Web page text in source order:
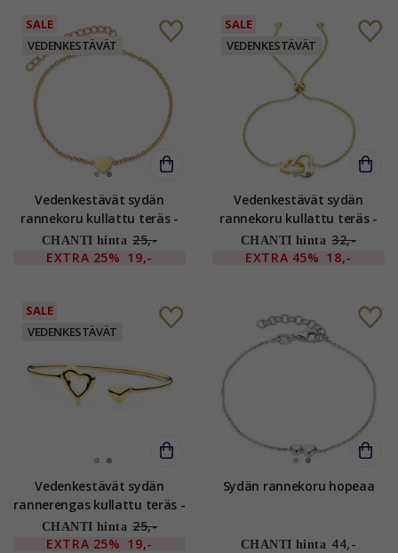
SALE
VEDENKESTÄVÄT
Vedenkestävät sydän
rannekoru kullattu teräs -
OCEANA
CHANTI hinta 25,-
EXTRA 25% 19,-
SALE
VEDENKESTÄVÄT
Vedenkestävät sydän
rannekoru kullattu teräs -
OCEANA
CHANTI hinta 32,-
EXTRA 45% 18,-
SALE
VEDENKESTÄVÄT
Vedenkestävät sydän
rannerengas kullattu teräs -
OCEANA
CHANTI hinta 25,-
EXTRA 25% 19,-
Sydän rannekoru hopeaa
CHANTI hinta 44,-